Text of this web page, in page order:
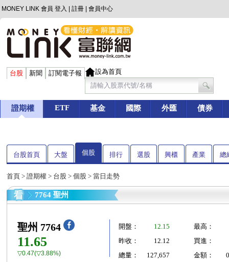
MONEY LINK 會員 登入 註冊 會員中心
台股 新聞 訂閱電子報 設為首頁
證期權 ETF 基金 國際 外匯 債券
台股首頁 大盤 個股 排行 選股 興櫃 產業 總
首頁 > 證期權 > 台股 > 個股 > 當日走勢
7764 聖州
聖州 7764
11.65
▽0.47(▽3.88%)
開盤： 12.15
最高：
昨收：
12.12
買進：
總量：
127,657 金額：